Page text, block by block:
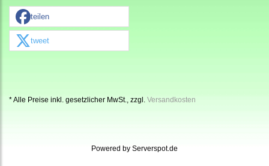
teilen
tweet
* Alle Preise inkl. gesetzlicher MwSt., zzgl. Versandkosten
Powered by Serverspot.de